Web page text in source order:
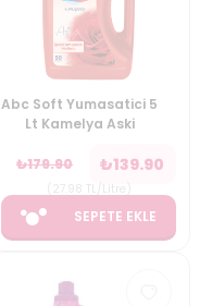
Abc Soft Yumasatici 5
Lt Kamelya Aski
₺179.90 ₺139.90
SEPETE EKLE